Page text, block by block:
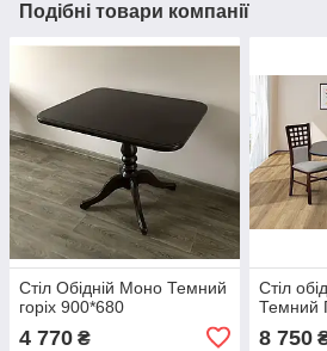
Подібні товари компанії
Стіл Обідній Моно Темний
горіх 900*680
4 770 ₴
Стіл
Темний
8 750